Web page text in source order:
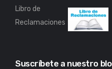
Libro de
Reclamaciones
Suscríbete a nuestro